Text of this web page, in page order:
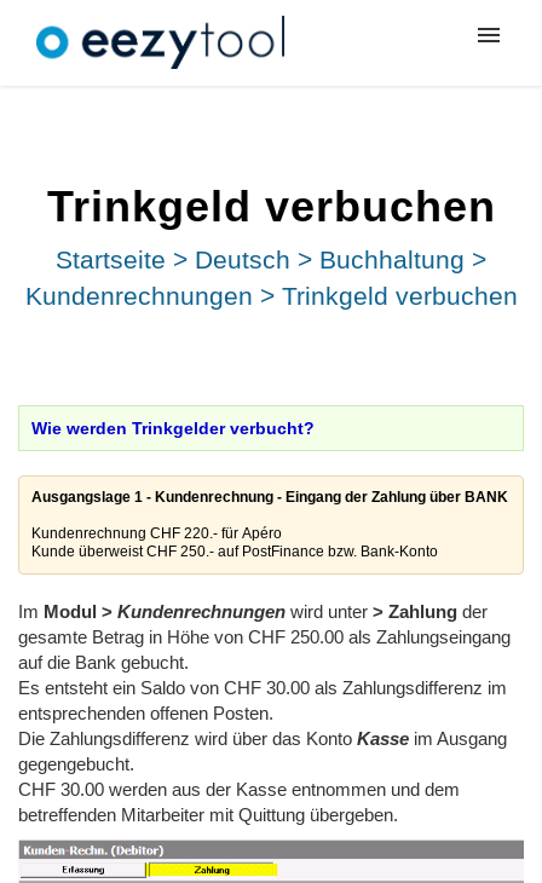
Anmeldung
Trinkgeld verbuchen
Startseite > Deutsch > Buchhaltung >
Kundenrechnungen > Trinkgeld verbuchen
Wie werden Trinkgelder verbucht?
Ausgangslage 1 - Kundenrechnung - Eingang der Zahlung über BANK
Kundenrechnung CHF 220.- für Apéro
Kunde überweist CHF 250.- auf PostFinance bzw. Bank-Konto
Im Modul > Kundenrechnungen wird unter > Zahlung der
gesamte Betrag in Höhe von CHF 250.00 als Zahlungseingang
auf die Bank gebucht.
Es entsteht ein Saldo von CHF 30.00 als Zahlungsdifferenz im
entsprechenden offenen Posten.
Die Zahlungsdifferenz wird über das Konto Kasse im Ausgang
gegengebucht.
CHF 30.00 werden aus der Kasse entnommen und dem
betreffenden Mitarbeiter mit Quittung übergeben.